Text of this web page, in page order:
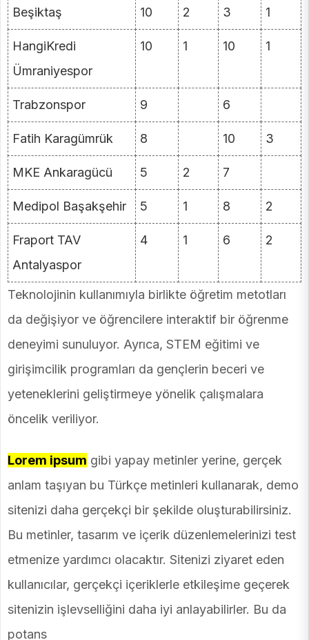
Beşiktaş 10 2 3 1
HangiKredi
Ümraniyespor
10 1 10 1
Trabzonspor 9 6
Fatih Karagümrük 8 10 3
MKE Ankaragücü 5 2 7
Medipol Başakşehir 5 1 8 2
Fraport TAV
Antalyaspor
4 1 6 2
Teknolojinin kullanımıyla birlikte öğretim metotları
da değişiyor ve öğrencilere interaktif bir öğrenme
deneyimi sunuluyor. Ayrıca, STEM eğitimi ve
girişimcilik programları da gençlerin beceri ve
yeteneklerini geliştirmeye yönelik çalışmalara
öncelik veriliyor.
Lorem ipsum gibi yapay metinler yerine, gerçek
anlam taşıyan bu Türkçe metinleri kullanarak, demo
sitenizi daha gerçekçi bir şekilde oluşturabilirsiniz.
Bu metinler, tasarım ve içerik düzenlemelerinizi test
etmenize yardımcı olacaktır. Sitenizi ziyaret eden
kullanıcılar, gerçekçi içeriklerle etkileşime geçerek
sitenizin işlevselliğini daha iyi anlayabilirler. Bu da
potans